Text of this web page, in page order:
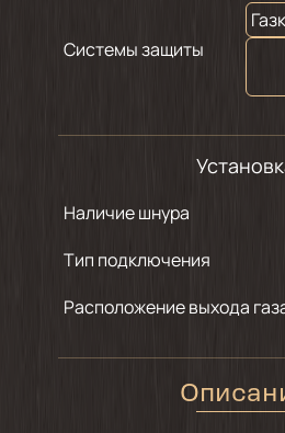
Системы защиты
Наличие шнура
Тип подключения
Расположение выхода